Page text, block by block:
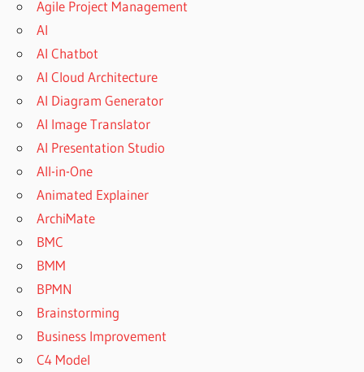
Agile Project Management
AI
AI Chatbot
AI Cloud Architecture
AI Diagram Generator
AI Image Translator
AI Presentation Studio
All-in-One
Animated Explainer
ArchiMate
BMC
BMM
BPMN
Brainstorming
Business Improvement
C4 Model